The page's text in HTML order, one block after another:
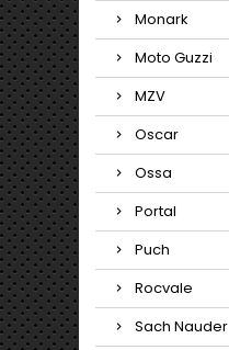
Monark
Moto Guzzi
MZV
Oscar
Ossa
Portal
Puch
Rocvale
Sach Nauder